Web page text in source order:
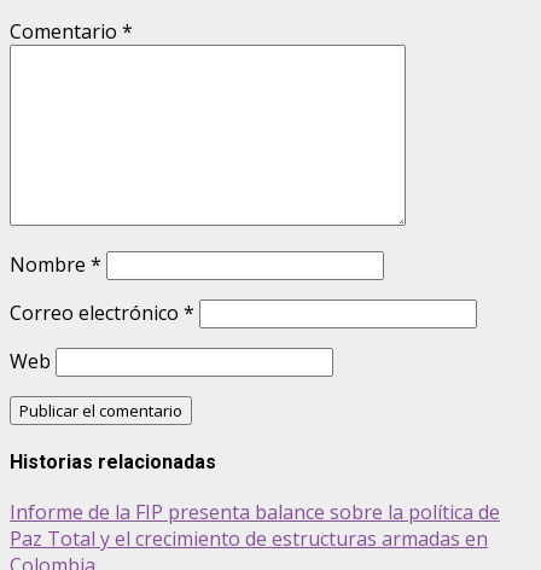
Comentario *
Nombre *
Correo electrónico *
Web
Historias relacionadas
Informe de la FIP presenta balance sobre la política de
Paz Total y el crecimiento de estructuras armadas en